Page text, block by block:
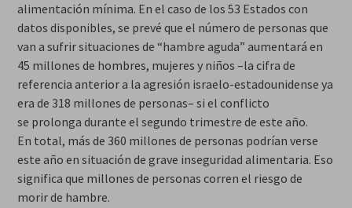
alimentación mínima. En el caso de los 53 Estados con
datos disponibles, se prevé que el número de personas que
van a sufrir situaciones de “hambre aguda” aumentará en
45 millones de hombres, mujeres y niños –la cifra de
referencia anterior a la agresión israelo-estadounidense ya
era de 318 millones de personas– si el conflicto
se prolonga durante el segundo trimestre de este año.
En total, más de 360 millones de personas podrían verse
este año en situación de grave inseguridad alimentaria. Eso
significa que millones de personas corren el riesgo de
morir de hambre.